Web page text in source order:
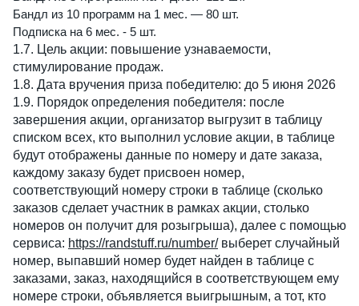
Бандл из 10 программ на 1 мес. — 80 шт.
Подписка на 6 мес. - 5 шт.
1.7. Цель акции: повышение узнаваемости,
стимулирование продаж.
1.8. Дата вручения приза победителю: до 5 июня 2026
1.9. Порядок определения победителя: после
завершения акции, организатор выгрузит в таблицу
списком всех, кто выполнил условие акции, в таблице
будут отображены данные по номеру и дате заказа,
каждому заказу будет присвоен номер,
соответствующий номеру строки в таблице (сколько
заказов сделает участник в рамках акции, столько
номеров он получит для розыгрыша), далее с помощью
сервиса: https://randstuff.ru/number/ выберет случайный
номер, выпавший номер будет найден в таблице с
заказами, заказ, находящийся в соответствующем ему
номере строки, объявляется выигрышным, а тот, кто